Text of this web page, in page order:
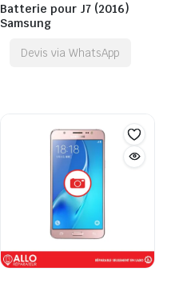
Batterie pour J7 (2016)
Samsung
Devis via WhatsApp